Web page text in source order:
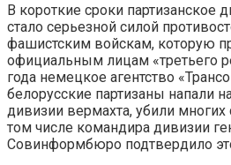
В короткие сроки партизанское
стало серьезной силой
фашистским войскам, которую
официальным лицам «третьего
года немецкое агентство
белорусские партизаны напали
дивизии вермахта, убили
том числе командира дивизии
Совинформбюро подтвердило